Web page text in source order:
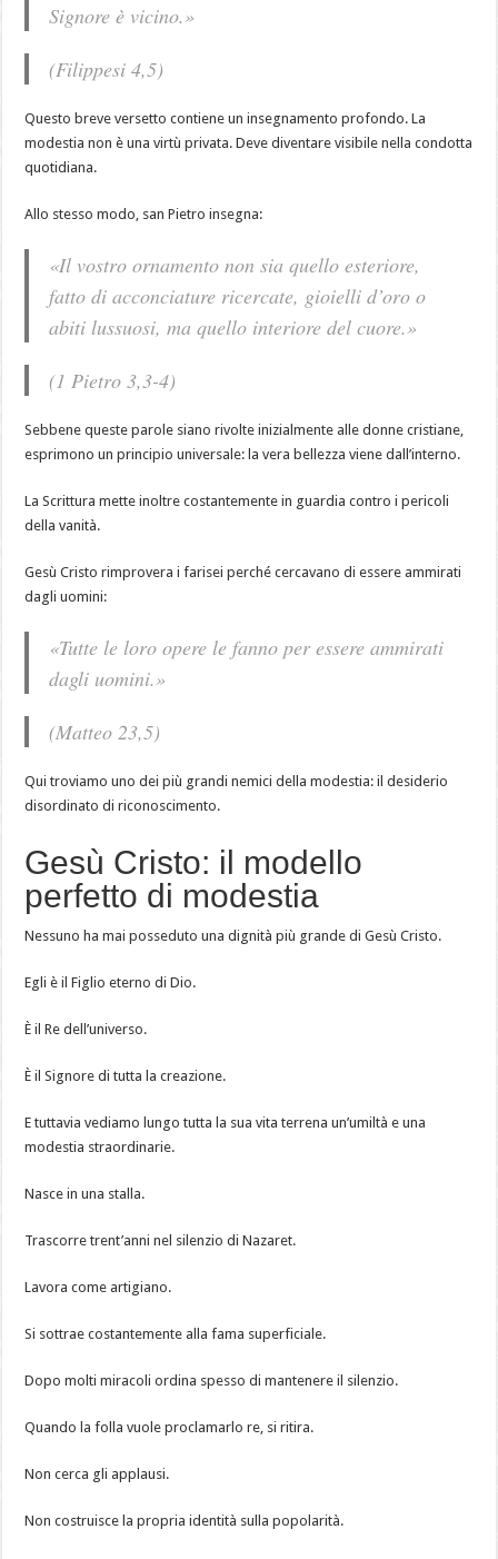
Signore è vicino.»
(Filippesi 4,5)
Questo breve versetto contiene un insegnamento profondo. La
modestia non è una virtù privata. Deve diventare visibile nella condotta
quotidiana.
Allo stesso modo, san Pietro insegna:
«Il vostro ornamento non sia quello esteriore,
fatto di acconciature ricercate, gioielli d’oro o
abiti lussuosi, ma quello interiore del cuore.»
(1 Pietro 3,3-4)
Sebbene queste parole siano rivolte inizialmente alle donne cristiane,
esprimono un principio universale: la vera bellezza viene dall’interno.
La Scrittura mette inoltre costantemente in guardia contro i pericoli
della vanità.
Gesù Cristo rimprovera i farisei perché cercavano di essere ammirati
dagli uomini:
«Tutte le loro opere le fanno per essere ammirati
dagli uomini.»
(Matteo 23,5)
Qui troviamo uno dei più grandi nemici della modestia: il desiderio
disordinato di riconoscimento.
Gesù Cristo: il modello
perfetto di modestia
Nessuno ha mai posseduto una dignità più grande di Gesù Cristo.
Egli è il Figlio eterno di Dio.
È il Re dell’universo.
È il Signore di tutta la creazione.
E tuttavia vediamo lungo tutta la sua vita terrena un’umiltà e una
modestia straordinarie.
Nasce in una stalla.
Trascorre trent’anni nel silenzio di Nazaret.
Lavora come artigiano.
Si sottrae costantemente alla fama superficiale.
Dopo molti miracoli ordina spesso di mantenere il silenzio.
Quando la folla vuole proclamarlo re, si ritira.
Non cerca gli applausi.
Non costruisce la propria identità sulla popolarità.